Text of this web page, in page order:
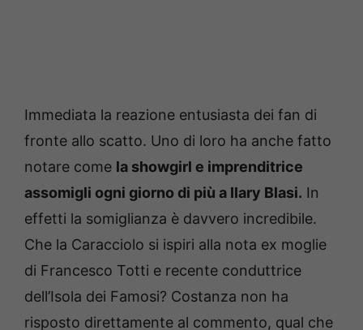
Immediata la reazione entusiasta dei fan di
fronte allo scatto. Uno di loro ha anche fatto
notare come la showgirl e imprenditrice
assomigli ogni giorno di più a Ilary Blasi. In
effetti la somiglianza è davvero incredibile.
Che la Caracciolo si ispiri alla nota ex moglie
di Francesco Totti e recente conduttrice
dell’Isola dei Famosi? Costanza non ha
risposto direttamente al commento, qual che